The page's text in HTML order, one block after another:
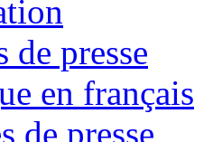
de presse
en français
de presse